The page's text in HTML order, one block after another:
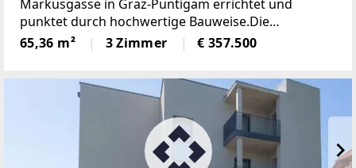
Markusgasse in Graz-Puntigam errichtet und
punktet durch hochwertige Bauweise.Die
Grundrisse der einzelnen Wohnungen - zwischen
rund 63 und 127 Quadratmeter - sind optimal
65,36 m² 3 Zimmer € 357.500